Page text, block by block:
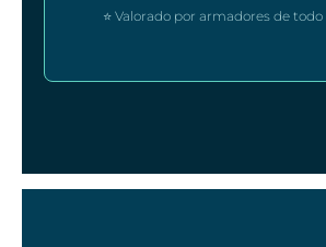
⭐ Valorado por armadores de